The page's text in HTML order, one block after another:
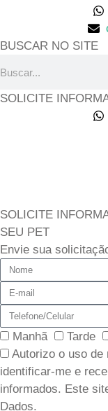
BUSCAR NO SITE
SOLICITE
SOLICITE
SEU PET
Envie sua
Nome
E-
mail
Telefone/Celular
Escolha
o
melhor
período
Manhã Tarde
Autorizo o uso de
identificar-me e
informados. Este
Dados.